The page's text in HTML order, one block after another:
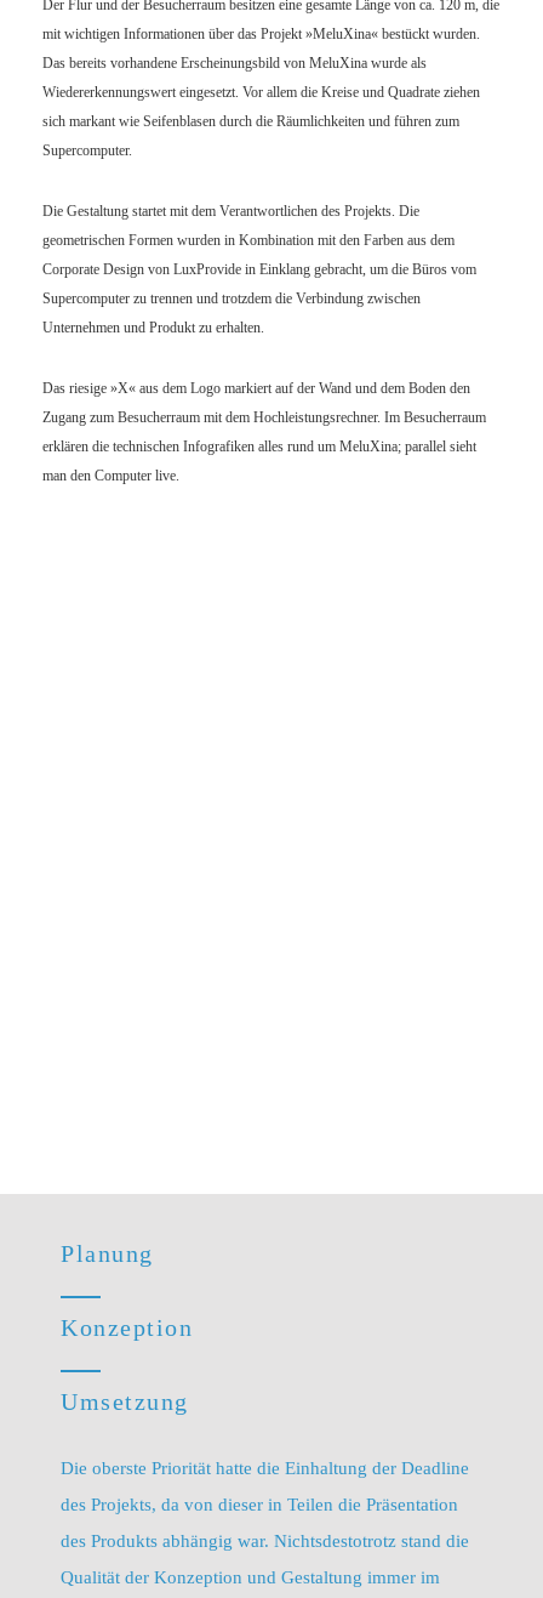
Der Flur und der Besucherraum besitzen eine gesamte Länge von ca. 120 m, die
mit wichtigen Informationen über das Projekt »MeluXina« bestückt wurden.
Das bereits vorhandene Erscheinungsbild von MeluXina wurde als
Wiedererkennungswert eingesetzt. Vor allem die Kreise und Quadrate ziehen
sich markant wie Seifenblasen durch die Räumlichkeiten und führen zum
Supercomputer.
Die Gestaltung startet mit dem Verantwortlichen des Projekts. Die
geometrischen Formen wurden in Kombination mit den Farben aus dem
Corporate Design von LuxProvide in Einklang gebracht, um die Büros vom
Supercomputer zu trennen und trotzdem die Verbindung zwischen
Unternehmen und Produkt zu erhalten.
Das riesige »X« aus dem Logo markiert auf der Wand und dem Boden den
Zugang zum Besucherraum mit dem Hochleistungsrechner. Im Besucherraum
erklären die technischen Infografiken alles rund um MeluXina; parallel sieht
man den Computer live.
Planung
Konzeption
Umsetzung
Die oberste Priorität hatte die Einhaltung der Deadline
des Projekts, da von dieser in Teilen die Präsentation
des Produkts abhängig war. Nichtsdestotrotz stand die
Qualität der Konzeption und Gestaltung immer im